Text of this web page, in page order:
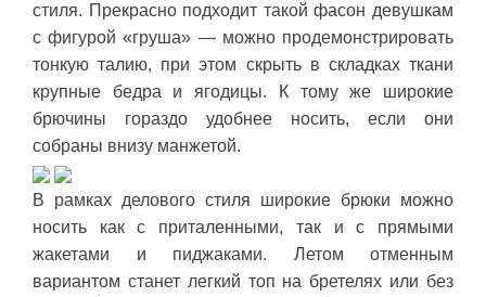
стиля. Прекрасно подходит такой фасон девушкам
с фигурой «груша» — можно продемонстрировать
тонкую талию, при этом скрыть в складках ткани
крупные бедра и ягодицы. К тому же широкие
брючины гораздо удобнее носить, если они
собраны внизу манжетой.
В рамках делового стиля широкие брюки можно
носить как с приталенными, так и с прямыми
жакетами и пиджаками. Летом отменным
вариантом станет легкий топ на бретелях или без